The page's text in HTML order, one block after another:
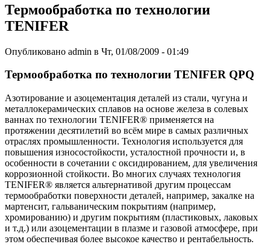
Термообработка по технологии
TENIFER
Опубликовано admin в Чт, 01/08/2009 - 01:49
Термообработка по технологии TENIFER QPQ
Азотирование и азоцементация деталей из стали, чугуна и
металлокерамических сплавов на основе железа в солевых
ваннах по технологии TENIFER® применяется на
протяжении десятилетий во всём мире в самых различных
отраслях промышленности. Технология используется для
повышения износостойкости, усталостной прочности и, в
особенности в сочетании с оксидированием, для увеличения
коррозионной стойкости. Во многих случаях технология
TENIFER® является альтернативой другим процессам
термообработки поверхности деталей, например, закалке на
мартенсит, гальваническим покрытиям (например,
хромированию) и другим покрытиям (пластиковых, лаковых
и т.д.) или азоцементации в плазме и газовой атмосфере, при
этом обеспечивая более высокое качество и рентабельность.